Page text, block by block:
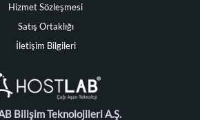
Hizmet Sözleşmesi
Satış Ortaklığı
İletişim Bilgileri
Bilişim Teknolojileri A.Ş.